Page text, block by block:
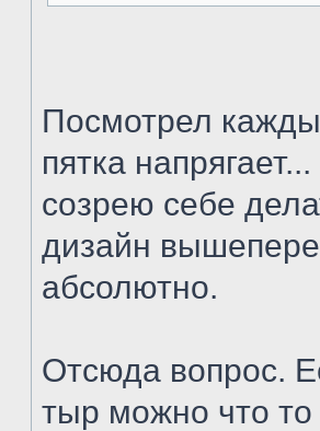
Посмотрел
пятка
созрею себе
дизайн
абсолютно.
Отсюда вопрос.
тыр можно что